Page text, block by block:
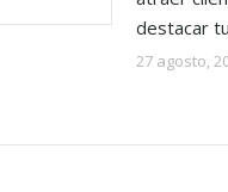
destacar
27 agosto,